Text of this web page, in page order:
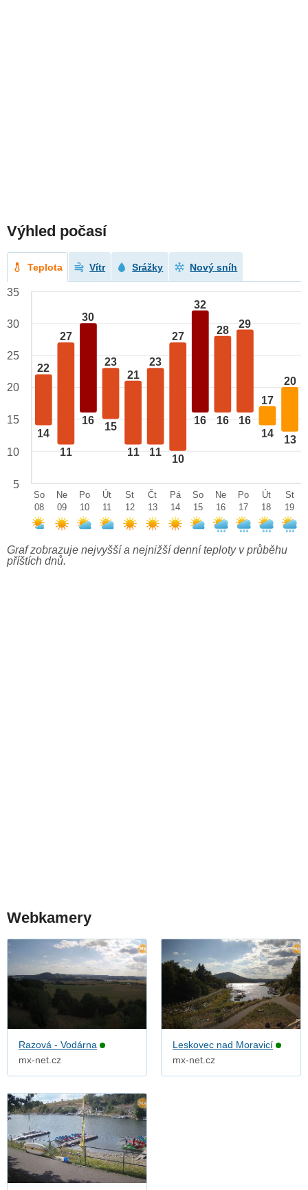
Výhled počasí
Teplota Vítr Srážky Nový sníh
22
14
27
11
30
16
23
15
21
11
23
11
27
10
32
16
28
16
29
16
17
14
20
13
35
30
25
20
15
10
5
So
08
Ne
09
Po
10
Út
11
St
12
Čt
13
Pá
14
So
15
Ne
16
Po
17
Út
18
St
19
Graf zobrazuje nejvyšší a nejnižší denní teploty v průběhu
příštích dnů.
Webkamery
Razová - Vodárna
mx-net.cz
Leskovec nad Moravicí
mx-net.cz